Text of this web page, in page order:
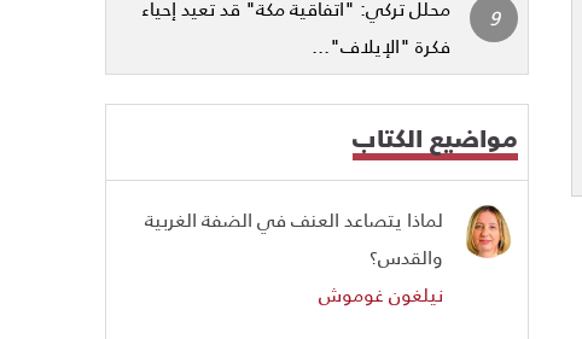
محلل تركي: "اتفاقية مكة" قد تعيد إحياء
فكرة "الإيلاف"...
مواضيع الكتاب
لماذا يتصاعد العنف في الضفة الغربية
والقدس؟
نيلغون غوموش